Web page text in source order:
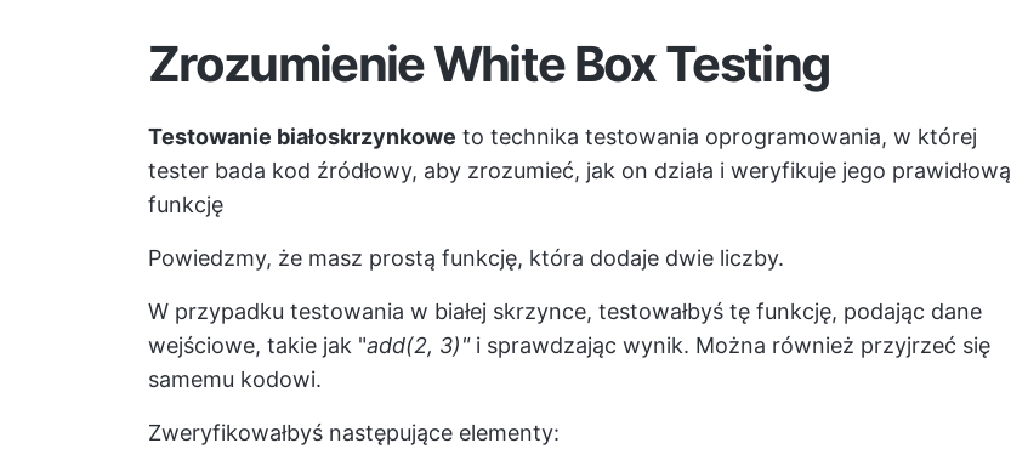
Zrozumienie White Box Testing
Testowanie białoskrzynkowe to technika testowania oprogramowania, w której
tester bada kod źródłowy, aby zrozumieć, jak on działa i weryfikuje jego prawidłową
funkcję
Powiedzmy, że masz prostą funkcję, która dodaje dwie liczby.
W przypadku testowania w białej skrzynce, testowałbyś tę funkcję, podając dane
wejściowe, takie jak "add(2, 3)"i sprawdzając wynik. Można również przyjrzeć się
samemu kodowi.
Zweryfikowałbyś następujące elementy: